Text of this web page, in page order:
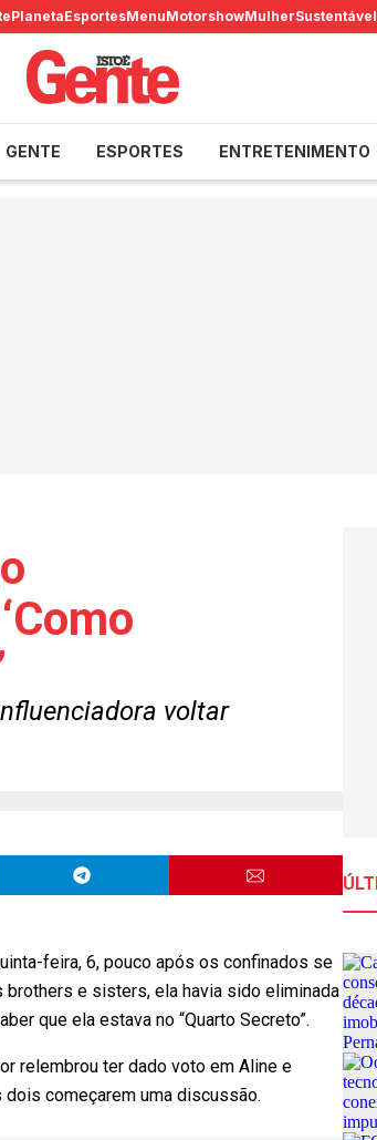
PlanetaEsportesMenuMotorshowMulherSustentável
GENTE ESPORTES ENTRETENIMENTO
voltar
feira, 6, pouco após os confinados se
brothers e sisters, ela havia sido eliminada
que ela estava no “Quarto Secreto”.
relembrou ter dado voto em Aline e
começarem uma discussão.